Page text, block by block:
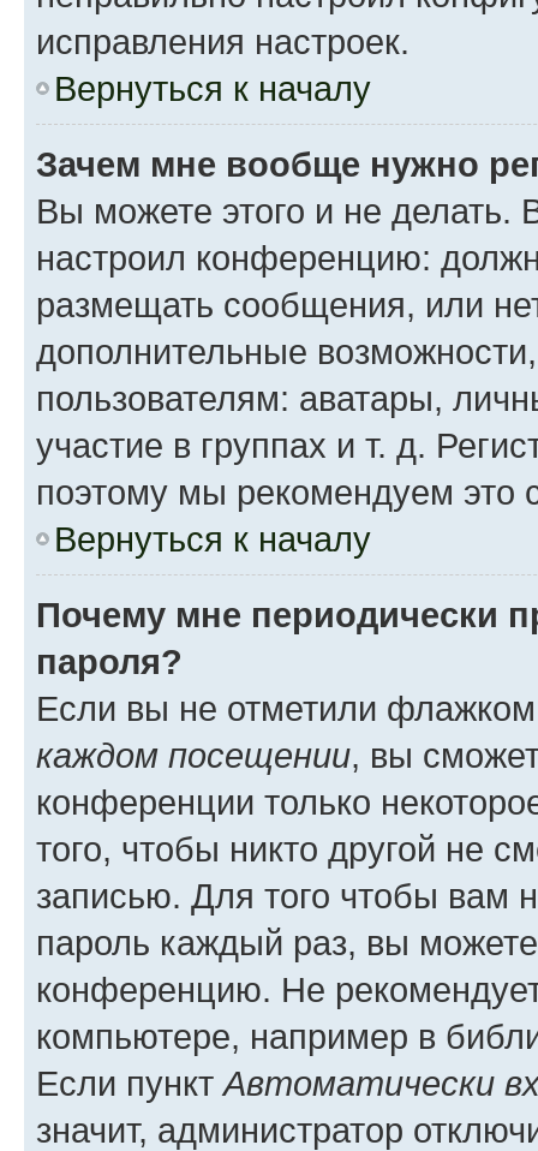
исправления настроек.
Вернуться к началу
Зачем мне вообще нужно
Вы можете этого и не делать.
настроил конференцию:
размещать сообщения, или
дополнительные
пользователям: аватары,
участие в группах и т. д.
поэтому мы рекомендуем это
Вернуться к началу
Почему мне периодически
пароля?
Если вы не отметили
каждом посещении, вы
конференции только
того, чтобы никто другой не
записью. Для того чтобы вам
пароль каждый раз, вы
конференцию. Не
компьютере, например в
Если пунктАвтоматически
значит, администратор